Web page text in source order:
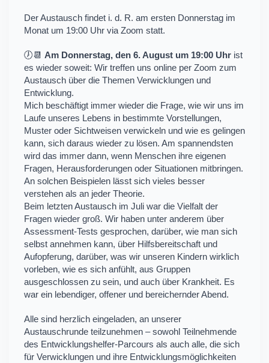
Der Austausch findet i. d. R. am ersten Donnerstag im
Monat um 19:00 Uhr via Zoom statt.
🕖📆 Am Donnerstag, den 6. August um 19:00 Uhr ist
es wieder soweit: Wir treffen uns online per Zoom zum
Austausch über die Themen Verwicklungen und
Entwicklung.
Mich beschäftigt immer wieder die Frage, wie wir uns im
Laufe unseres Lebens in bestimmte Vorstellungen,
Muster oder Sichtweisen verwickeln und wie es gelingen
kann, sich daraus wieder zu lösen. Am spannendsten
wird das immer dann, wenn Menschen ihre eigenen
Fragen, Herausforderungen oder Situationen mitbringen.
An solchen Beispielen lässt sich vieles besser
verstehen als an jeder Theorie.
Beim letzten Austausch im Juli war die Vielfalt der
Fragen wieder groß. Wir haben unter anderem über
Assessment-Tests gesprochen, darüber, wie man sich
selbst annehmen kann, über Hilfsbereitschaft und
Aufopferung, darüber, was wir unseren Kindern wirklich
vorleben, wie es sich anfühlt, aus Gruppen
ausgeschlossen zu sein, und auch über Krankheit. Es
war ein lebendiger, offener und bereichernder Abend.
Alle sind herzlich eingeladen, an unserer
Austauschrunde teilzunehmen – sowohl Teilnehmende
des Entwicklungshelfer-Parcours als auch alle, die sich
für Verwicklungen und ihre Entwicklungsmöglichkeiten